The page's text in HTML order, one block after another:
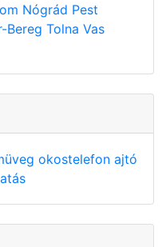
Nógrád Pest
Bereg Tolna Vas
okostelefon ajtó